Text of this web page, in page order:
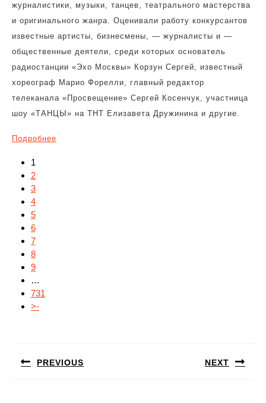
журналистики, музыки, танцев, театрального мастерства
и оригинального жанра. Оценивали работу конкурсантов
известные артисты, бизнесмены, — журналисты и —
общественные деятели, среди которых основатель
радиостанции «Эхо Москвы» Корзун Сергей, известный
хореограф Марио Форелли, главный редактор
телеканала «Просвещение» Сергей Косенчук, участница
шоу «ТАНЦЫ» на ТНТ Елизавета Дружинина и другие.
Подробнее
1
2
3
4
5
6
7
8
9
…
731
>-
записям
PREVIOUS NEXT